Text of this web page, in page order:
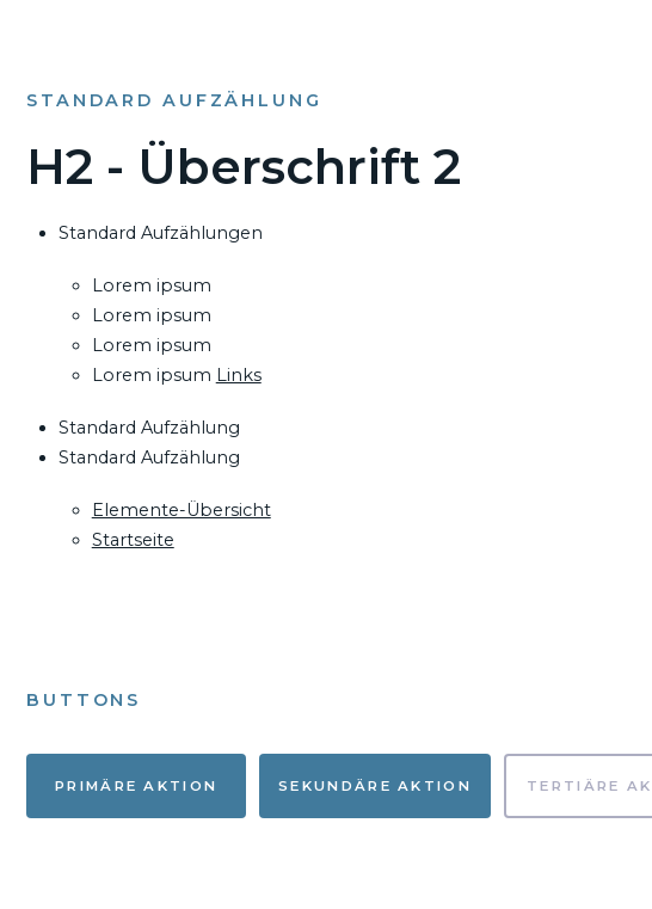
STANDARD AUFZÄHLUNG
H2 - Überschrift 2
Standard Aufzählungen
Lorem ipsum
Lorem ipsum
Lorem ipsum
Lorem ipsum Links
Standard Aufzählung
Standard Aufzählung
Elemente-Übersicht
Startseite
BUTTONS
PRIMÄRE AKTION SEKUNDÄRE AKTION TERTIÄRE